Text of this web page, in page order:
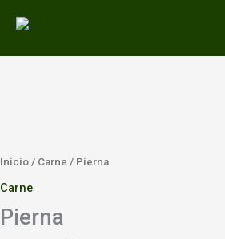
Inicio / Carne / Pierna
Carne
Pierna